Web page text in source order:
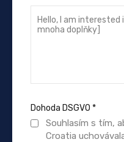
Dohoda DSGVO *
Souhlasím s tím,
Croatia